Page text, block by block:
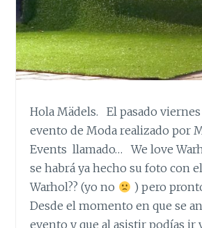
Hola Mädels. El pasado
evento de Moda realizado por
Events llamado… We love
se habrá ya hecho su foto con
Warhol?? (yo no
) pero
Desde el momento en que se
evento y que al asistir podías ir